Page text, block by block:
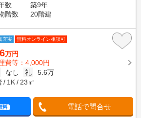
数
築9年
階数
20階建
充実 無料オンライン相談可
万円
費等：4,000円
なし 礼
5.6万
1K 23㎡
料 電話で問合せ